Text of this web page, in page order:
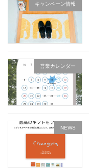
キャンペーン情報
営業カレンダー
NEWS